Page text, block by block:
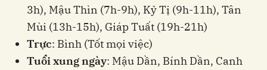
3h), Mậu Thìn (7h-9h), Kỷ Tị (9h-11h), Tân
Mùi (13h-15h), Giáp Tuất (19h-21h)
Trực: Bình (Tốt mọi việc)
Tuổi xung ngày: Mậu Dần, Bính Dần, Canh